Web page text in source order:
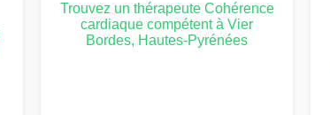
Trouvez un thérapeute Cohérence
cardiaque compétent à Vier
Bordes, Hautes-Pyrénées